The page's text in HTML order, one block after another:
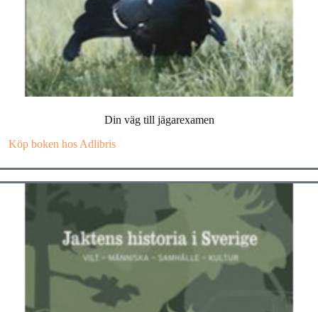
Din väg till jägarexamen
Köp boken hos Adlibris